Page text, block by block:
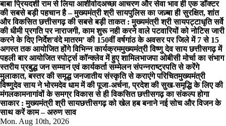
बाबा प्रियदर्शी राम से लिया आशीर्वादअच्छा आचरण और सेवा भाव ही एक डॉक्टर
की सबसे बड़ी पहचान है – मुख्यमंत्री श्री सायपुलिस का जज़्बा ही सुरक्षित, शांत
और विकसित छत्तीसगढ़ की सबसे बड़ी ताकत : मुख्यमंत्री श्री सायपट्टाधृति सर्वे
की धीमी प्रगति पर नाराजगी, काम शुरू नही करने वाले पटवारियों को नोटिस जारी
करने के दिए निर्देश’वंदे मातरम’ की 150वीं वर्षगांठ के अवसर पर जिले में 7 से 15
अगस्त तक आयोजित होंगे विभिन्न कार्यक्रममुख्यमंत्री विष्णु देव साय छत्तीसगढ़ में
पहली बार आयोजित स्पोर्ट्स कॉन्क्लेव में हुए शामिलभाजपा ओबीसी मोर्चा का संभाग
स्तरीय प्रबुद्ध जन सम्मान एवं कार्यकर्ता सम्मेलन संपन्नराष्ट्रपति से करेंगे
मुलाकात, बस्तर की समृद्ध जनजातीय संस्कृति से कराएंगे परिचितमुख्यमंत्री
विष्णुदेव साय ने भोरमदेव धाम में की पूजा-अर्चना, प्रदेश की सुख-समृद्धि के लिए की
मंगलकामनागांवों के समग्र विकास से ही विकसित छत्तीसगढ़ का संकल्प होगा
साकार : मुख्यमंत्री श्री सायछत्तीसगढ़ को खेल हब बनाने नई सोच और विजन के
साथ करें काम – अरुण साव
Mon. Aug 10th, 2026